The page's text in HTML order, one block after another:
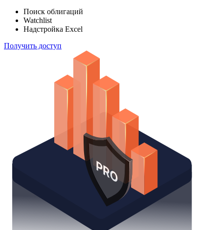
Отслеживайте свой портфель наиболее эффективным
способом
Поиск облигаций
Надстройка Excel
Получить доступ